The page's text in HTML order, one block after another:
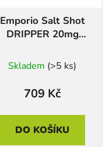
Emporio Salt Shot
DRIPPER 20mg
Skladem (>5 ks)
709 Kč
DO KOŠÍKU